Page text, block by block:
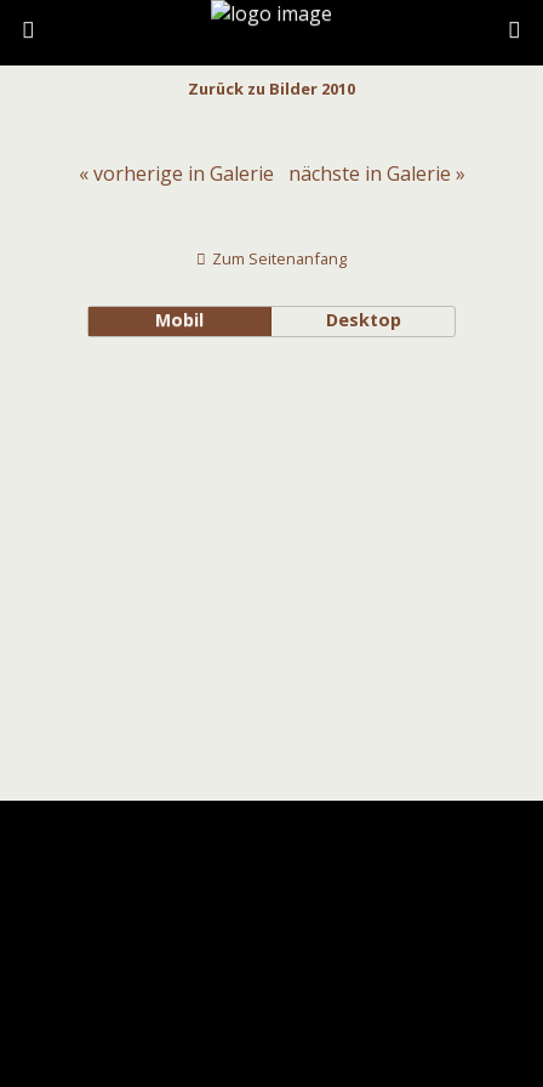
Zurück zu Bilder 2010
« vorherige in Galerie nächste in Galerie »
Zum Seitenanfang
Mobil Desktop